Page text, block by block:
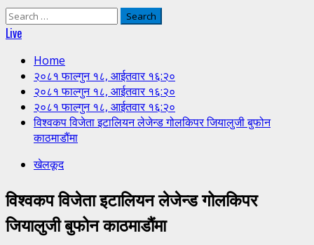
Search
for:
Live
Home
२०८१ फाल्गुन १८, आईतवार १६:२०
२०८१ फाल्गुन १८, आईतवार १६:२०
२०८१ फाल्गुन १८, आईतवार १६:२०
विश्वकप विजेता इटालियन लेजेन्ड गोलकिपर जियालुजी बुफोन
काठमाडौंमा
खेलकूद
विश्वकप विजेता इटालियन लेजेन्ड गोलकिपर
जियालुजी बुफोन काठमाडौंमा